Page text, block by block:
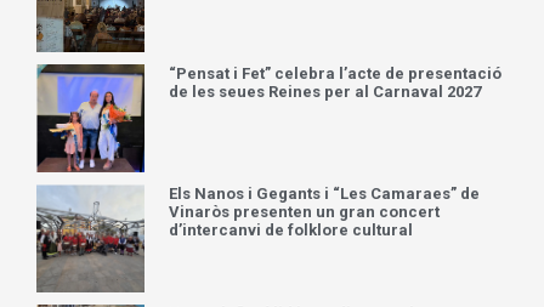
“Pensat i Fet” celebra l’acte de presentació
de les seues Reines per al Carnaval 2027
Els Nanos i Gegants i “Les Camaraes” de
Vinaròs presenten un gran concert
d’intercanvi de folklore cultural